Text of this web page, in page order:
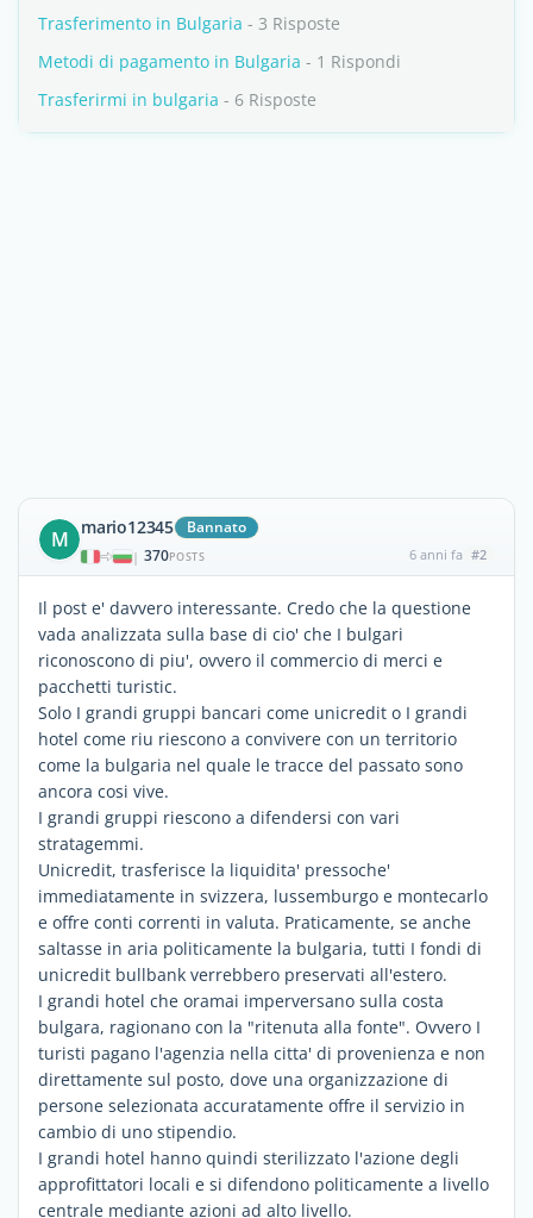
Trasferimento in Bulgaria - 3 Risposte
Metodi di pagamento in Bulgaria - 1 Rispondi
Trasferirmi in bulgaria - 6 Risposte
M mario12345 Bannato
| 370POSTS 6 anni fa #2
Il post e' davvero interessante. Credo che la questione
vada analizzata sulla base di cio' che I bulgari
riconoscono di piu', ovvero il commercio di merci e
pacchetti turistic.
Solo I grandi gruppi bancari come unicredit o I grandi
hotel come riu riescono a convivere con un territorio
come la bulgaria nel quale le tracce del passato sono
ancora cosi vive.
I grandi gruppi riescono a difendersi con vari
stratagemmi.
Unicredit, trasferisce la liquidita' pressoche'
immediatamente in svizzera, lussemburgo e montecarlo
e offre conti correnti in valuta. Praticamente, se anche
saltasse in aria politicamente la bulgaria, tutti I fondi di
unicredit bullbank verrebbero preservati all'estero.
I grandi hotel che oramai imperversano sulla costa
bulgara, ragionano con la "ritenuta alla fonte". Ovvero I
turisti pagano l'agenzia nella citta' di provenienza e non
direttamente sul posto, dove una organizzazione di
persone selezionata accuratamente offre il servizio in
cambio di uno stipendio.
I grandi hotel hanno quindi sterilizzato l'azione degli
approfittatori locali e si difendono politicamente a livello
centrale mediante azioni ad alto livello.